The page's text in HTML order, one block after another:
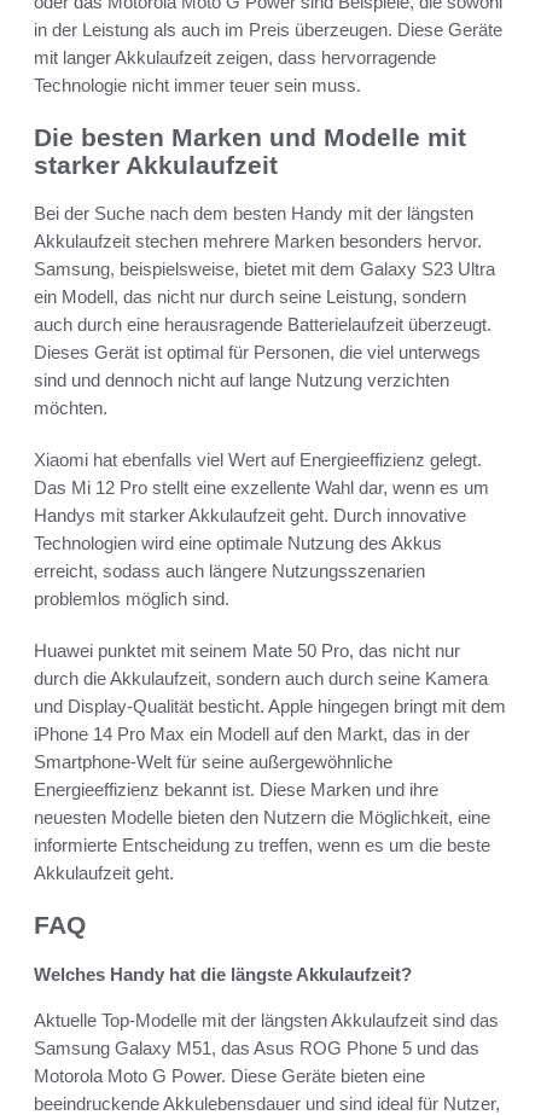
in der Leistung als auch im Preis überzeugen. Diese Geräte
mit langer Akkulaufzeit zeigen, dass hervorragende
Technologie nicht immer teuer sein muss.
Die besten Marken und Modelle mit
starker Akkulaufzeit
Bei der Suche nach dem besten Handy mit der längsten
Akkulaufzeit stechen mehrere Marken besonders hervor.
Samsung, beispielsweise, bietet mit dem Galaxy S23 Ultra
ein Modell, das nicht nur durch seine Leistung, sondern
auch durch eine herausragende Batterielaufzeit überzeugt.
Dieses Gerät ist optimal für Personen, die viel unterwegs
sind und dennoch nicht auf lange Nutzung verzichten
möchten.
Xiaomi hat ebenfalls viel Wert auf Energieeffizienz gelegt.
Das Mi 12 Pro stellt eine exzellente Wahl dar, wenn es um
Handys mit starker Akkulaufzeit geht. Durch innovative
Technologien wird eine optimale Nutzung des Akkus
erreicht, sodass auch längere Nutzungsszenarien
problemlos möglich sind.
Huawei punktet mit seinem Mate 50 Pro, das nicht nur
durch die Akkulaufzeit, sondern auch durch seine Kamera
und Display-Qualität besticht. Apple hingegen bringt mit dem
iPhone 14 Pro Max ein Modell auf den Markt, das in der
Smartphone-Welt für seine außergewöhnliche
Energieeffizienz bekannt ist. Diese Marken und ihre
neuesten Modelle bieten den Nutzern die Möglichkeit, eine
informierte Entscheidung zu treffen, wenn es um die beste
Akkulaufzeit geht.
FAQ
Welches Handy hat die längste Akkulaufzeit?
Aktuelle Top-Modelle mit der längsten Akkulaufzeit sind das
Samsung Galaxy M51, das Asus ROG Phone 5 und das
Motorola Moto G Power. Diese Geräte bieten eine
beeindruckende Akkulebensdauer und sind ideal für Nutzer,